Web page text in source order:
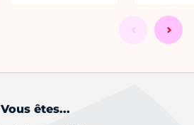
Vous êtes...